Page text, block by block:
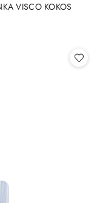
VISCO KOKOS